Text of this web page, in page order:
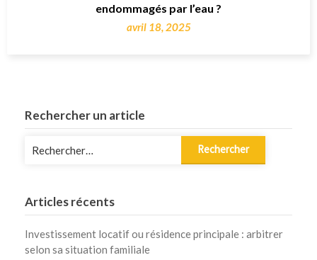
endommagés par l’eau ?
avril 18, 2025
Rechercher un article
Articles récents
Investissement locatif ou résidence principale : arbitrer
selon sa situation familiale